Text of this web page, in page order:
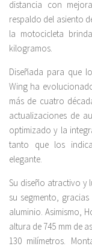
distancia con
respaldo del asiento
la motocicleta
kilogramos.
Diseñada para que
Wing ha
más de cuatro
actualizaciones de
optimizado y la
tanto que los
elegante.
Su diseño atractivo y
su segmento,
aluminio. Asimismo,
altura de 745 mm de
130 milímetros.